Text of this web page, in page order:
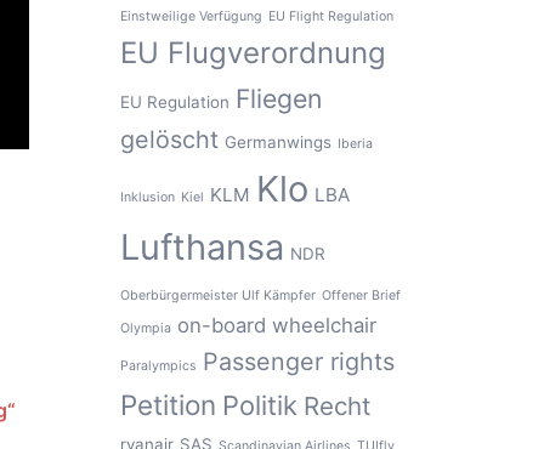
Einstweilige Verfügung EU Flight Regulation
EU Flugverordnung
EU Regulation Fliegen
gelöscht Germanwings Iberia
Inklusion Kiel KLM Klo LBA
Lufthansa NDR
Oberbürgermeister Ulf Kämpfer Offener Brief
Olympia on-board wheelchair
Paralympics Passenger rights
Petition Politik Recht
ryanair SAS